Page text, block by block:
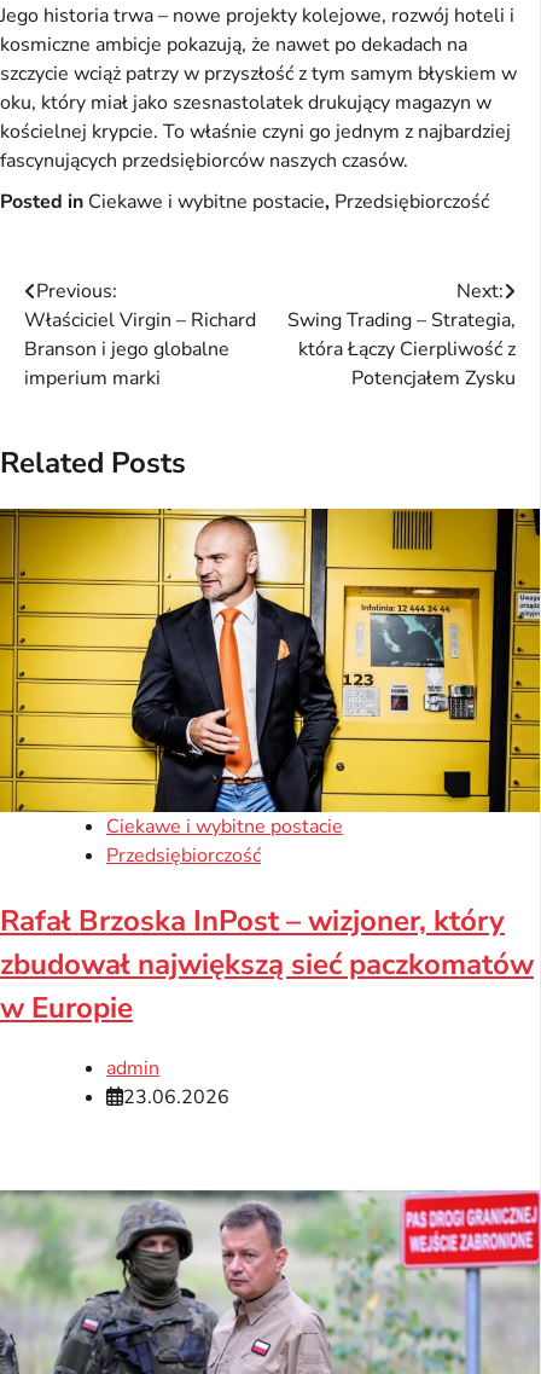
Jego historia trwa – nowe projekty kolejowe, rozwój hoteli i
kosmiczne ambicje pokazują, że nawet po dekadach na
szczycie wciąż patrzy w przyszłość z tym samym błyskiem w
oku, który miał jako szesnastolatek drukujący magazyn w
kościelnej krypcie. To właśnie czyni go jednym z najbardziej
fascynujących przedsiębiorców naszych czasów.
Posted in Ciekawe i wybitne postacie, Przedsiębiorczość
Nawigacja
wpisu
Previous:
Właściciel Virgin – Richard
Branson i jego globalne
imperium marki
Next:
Swing Trading – Strategia,
która Łączy Cierpliwość z
Potencjałem Zysku
Related Posts
Ciekawe i wybitne postacie
Przedsiębiorczość
Rafał Brzoska InPost – wizjoner, który
zbudował największą sieć paczkomatów
w Europie
admin
23.06.2026